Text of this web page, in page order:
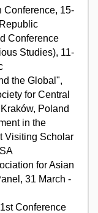
Conference, 15-
Conference
Studies), 11-
the Global",
for Central
Poland
in the
Visiting Scholar
for Asian
31 March -
Conference